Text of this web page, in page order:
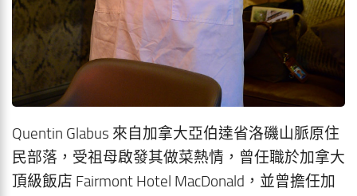
Quentin Glabus 來自加拿大亞伯達省洛磯山脈原住
民部落，受祖母啟發其做菜熱情，曾任職於加拿大
頂級飯店 Fairmont Hotel MacDonald，並曾擔任加